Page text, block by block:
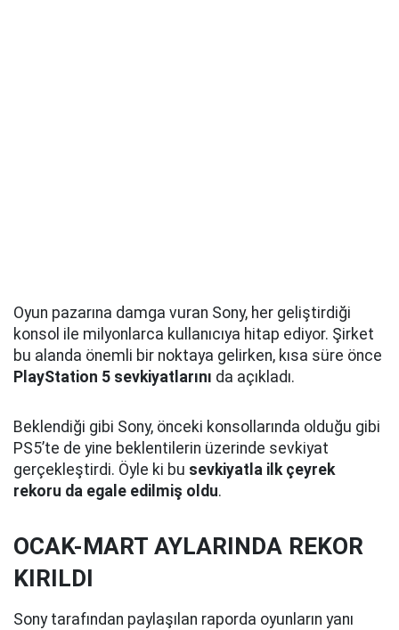
Oyun pazarına damga vuran Sony, her geliştirdiği
konsol ile milyonlarca kullanıcıya hitap ediyor. Şirket
bu alanda önemli bir noktaya gelirken, kısa süre önce
PlayStation 5 sevkiyatlarını da açıkladı.
Beklendiği gibi Sony, önceki konsollarında olduğu gibi
PS5’te de yine beklentilerin üzerinde sevkiyat
gerçekleştirdi. Öyle ki bu sevkiyatla ilk çeyrek
rekoru da egale edilmiş oldu.
OCAK-MART AYLARINDA REKOR
KIRILDI
Sony tarafından paylaşılan raporda oyunların yanı